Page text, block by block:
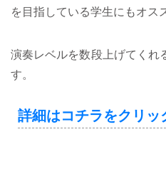
を目指している学生にもオス
演奏レベルを数段上げてくれ
す。
詳細はコチラをクリッ